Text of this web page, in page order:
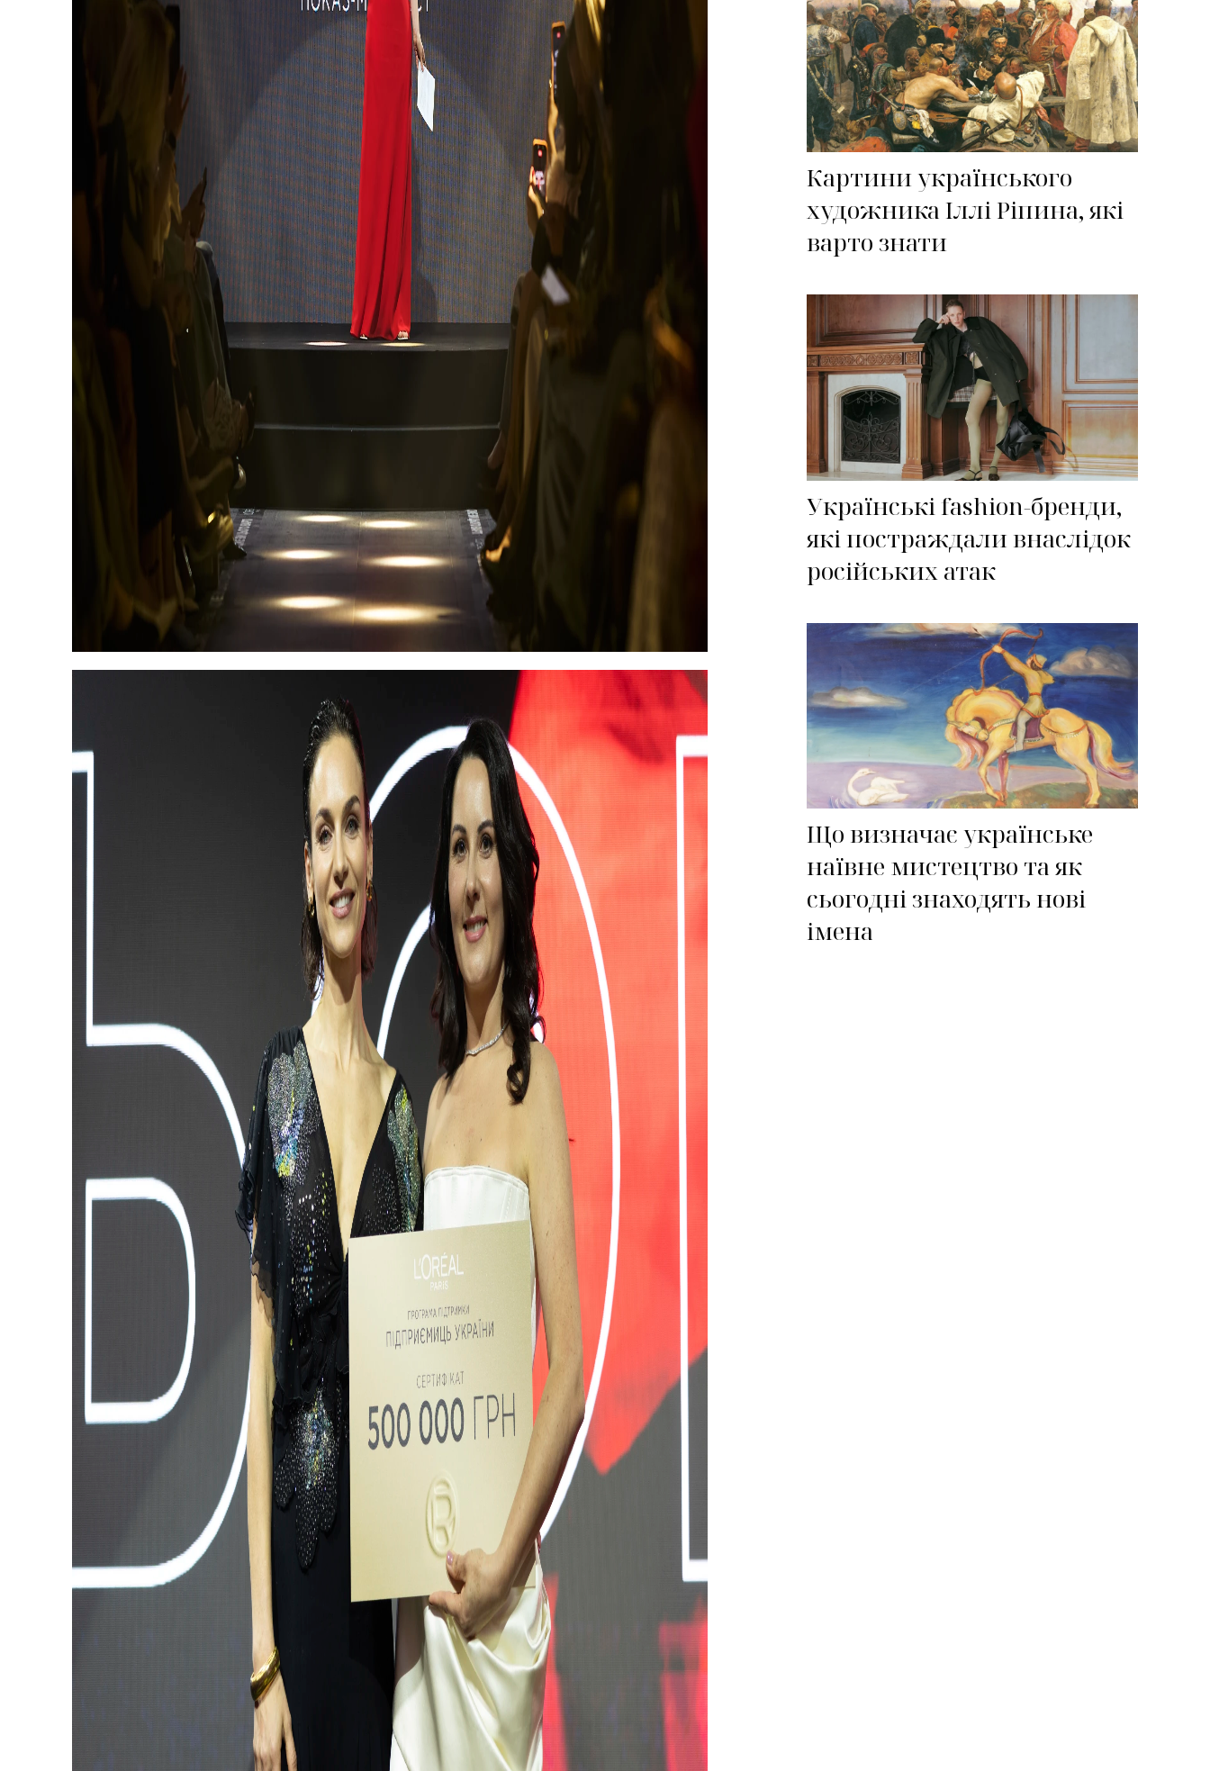
Картини українського
художника Іллі Ріпина, які
варто знати
Українські fashion-бренди,
які постраждали внаслідок
російських атак
Що визначає українське
наївне мистецтво та як
сьогодні знаходять нові
імена